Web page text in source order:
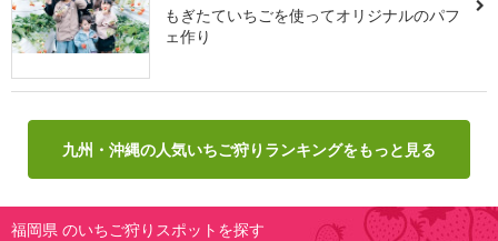
もぎたていちごを使ってオリジナルのパフ
ェ作り
九州・沖縄の人気いちご狩りランキングをもっと見る
福岡県 のいちご狩りスポットを探す